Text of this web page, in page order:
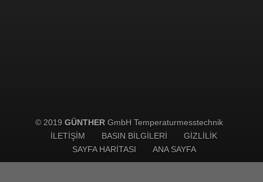
© 2019 GÜNTHER GmbH Temperaturmesstechnik
İLETIŞIM
BASIN BILGILERI
GIZLILIK
SAYFA HARITASI
ANA SAYFA